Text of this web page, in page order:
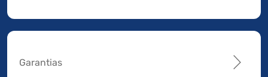
Garantias